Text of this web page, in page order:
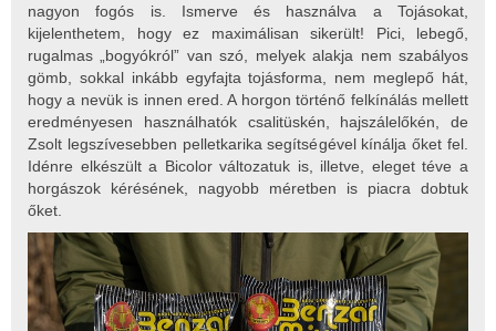
nagyon fogós is. Ismerve és használva a Tojásokat,
kijelenthetem, hogy ez maximálisan sikerült! Pici, lebegő,
rugalmas „bogyókról” van szó, melyek alakja nem szabályos
gömb, sokkal inkább egyfajta tojásforma, nem meglepő hát,
hogy a nevük is innen ered. A horgon történő felkínálás mellett
eredményesen használhatók csalitüskén, hajszálelőkén, de
Zsolt legszívesebben pelletkarika segítségével kínálja őket fel.
Idénre elkészült a Bicolor változatuk is, illetve, eleget téve a
horgászok kérésének, nagyobb méretben is piacra dobtuk
őket.